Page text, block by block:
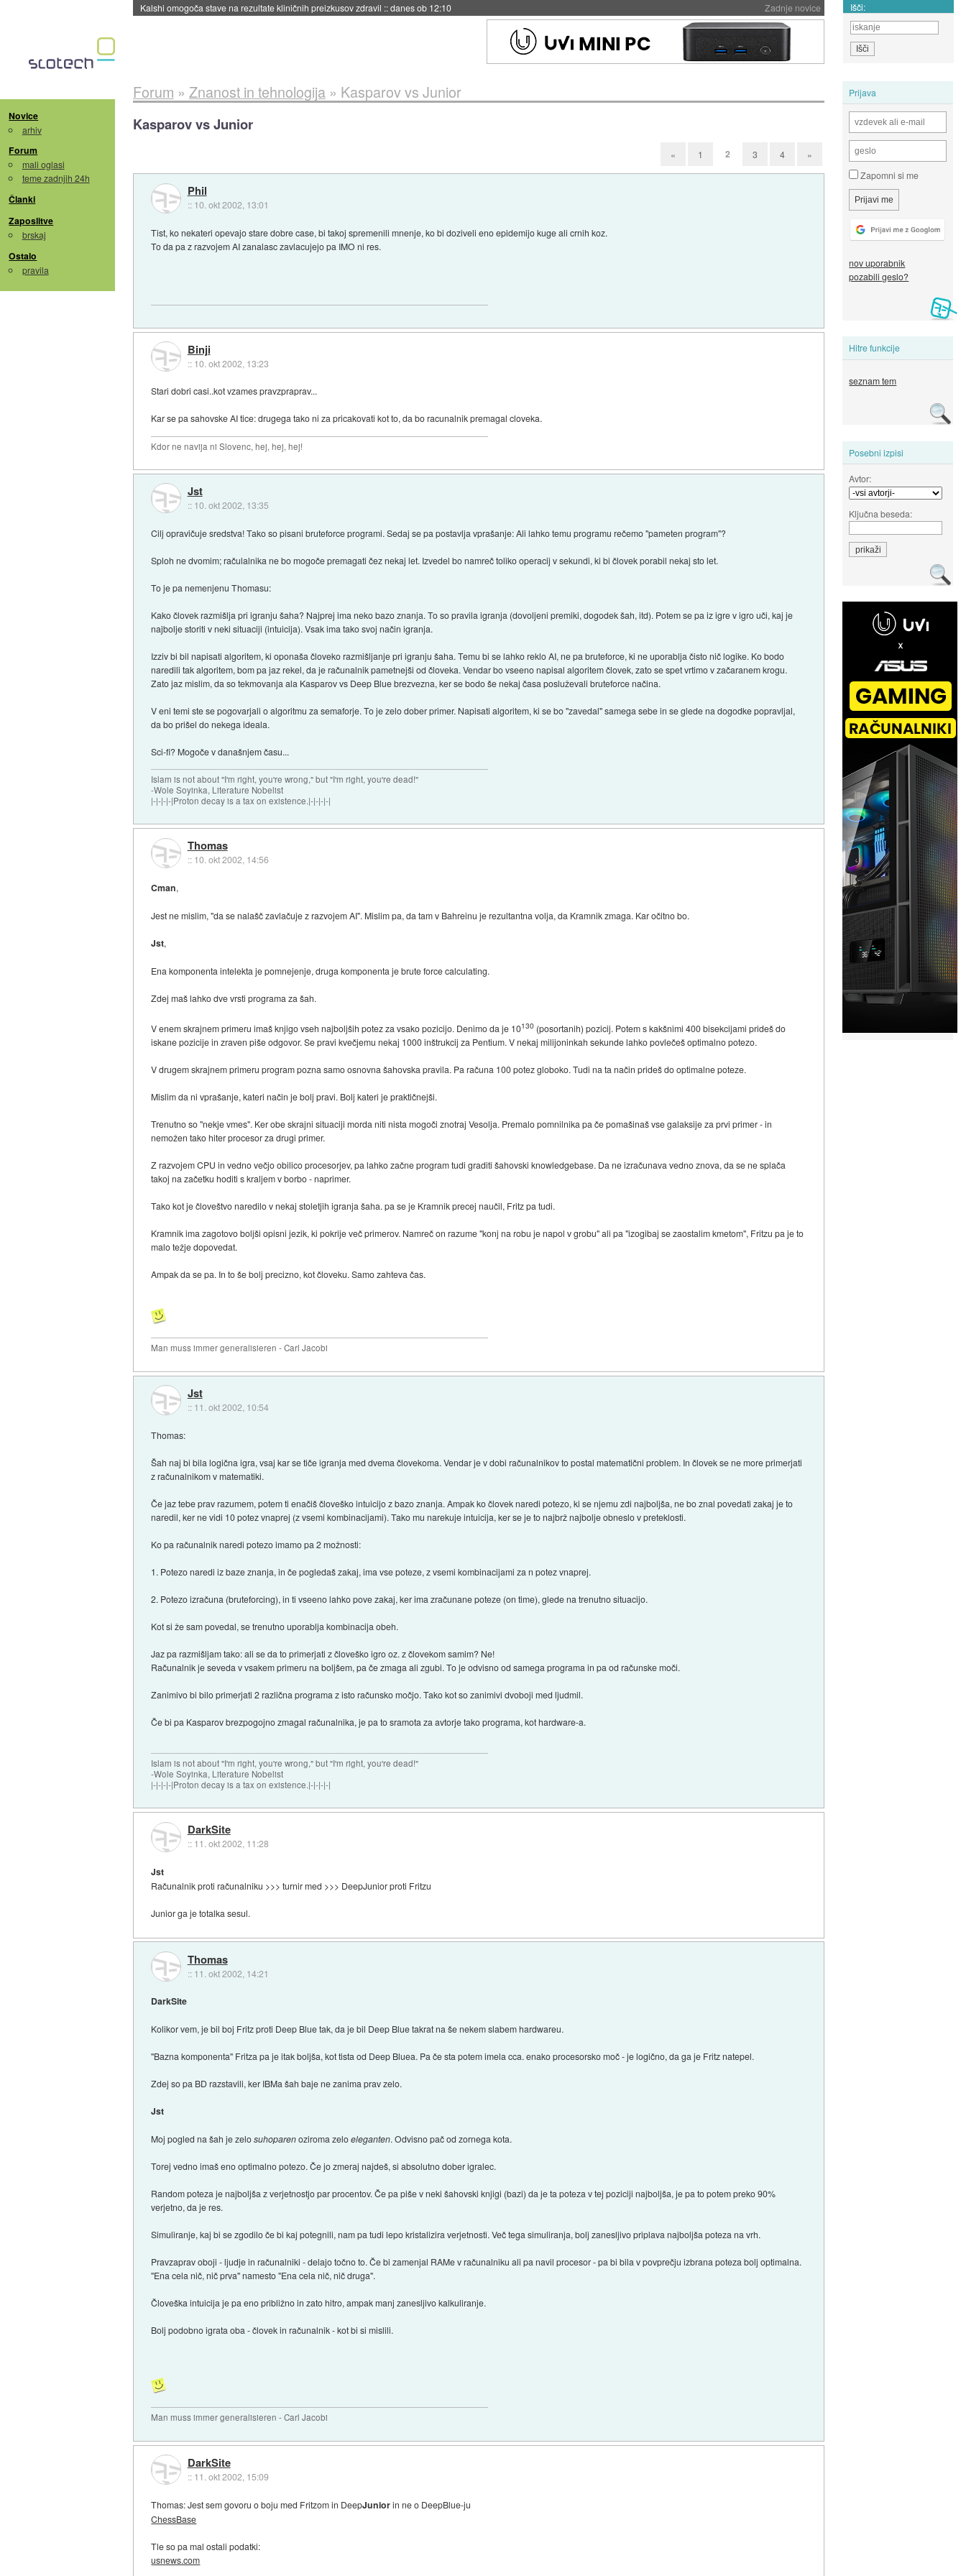
Zadnje novice
Sandisk že prodal več kot polovico SSD-jev za naslednji dve leti::danes ob 11:37 Išči:
Novice
arhiv
Forum
mali oglasi
teme zadnjih 24h
Članki
Zaposlitve
brskaj
Ostalo
pravila
Prijava
Zapomni si me
nov uporabnik
pozabili geslo?
Hitre funkcije
seznam tem
Posebni izpisi
Avtor:
Ključna beseda:
Forum » Znanost in tehnologija» Kasparov vs Junior
Kasparov vs Junior
« 1 2 3 4 »
Phil
:: 10. okt 2002, 13:01
Tist, ko nekateri opevajo stare dobre case, bi takoj spremenili mnenje, ko bi doziveli eno epidemijo kuge ali crnih koz.
To da pa z razvojem AI zanalasc zavlacujejo pa IMO ni res.
Binji
:: 10. okt 2002, 13:23
Stari dobri casi..kot vzames pravzpraprav...
Kar se pa sahovske AI tice: drugega tako ni za pricakovati kot to, da bo racunalnik premagal cloveka.
Kdor ne navija ni Slovenc, hej, hej, hej!
Jst
:: 10. okt 2002, 13:35
Cilj opravičuje sredstva! Tako so pisani bruteforce programi. Sedaj se pa postavlja vprašanje: Ali lahko temu programu rečemo "pameten program"?
Sploh ne dvomim; račulalnika ne bo mogoče premagati čez nekaj let. Izvedel bo namreč toliko operacij v sekundi, ki bi človek porabil nekaj sto let.
To je pa nemenjenu Thomasu:
Kako človek razmišlja pri igranju šaha? Najprej ima neko bazo znanja. To so pravila igranja (dovoljeni premiki, dogodek šah, itd). Potem se pa iz igre v igro uči, kaj je
najbolje storiti v neki situaciji (intuicija). Vsak ima tako svoj način igranja.
Izziv bi bil napisati algoritem, ki oponaša človeko razmišljanje pri igranju šaha. Temu bi se lahko reklo AI, ne pa bruteforce, ki ne uporablja čisto nič logike. Ko bodo
naredili tak algoritem, bom pa jaz rekel, da je računalnik pametnejši od človeka. Vendar bo vseeno napisal algoritem človek, zato se spet vrtimo v začaranem krogu.
Zato jaz mislim, da so tekmovanja ala Kasparov vs Deep Blue brezvezna, ker se bodo še nekaj časa posluževali bruteforce načina.
V eni temi ste se pogovarjali o algoritmu za semaforje. To je zelo dober primer. Napisati algoritem, ki se bo "zavedal" samega sebe in se glede na dogodke popravljal,
da bo prišel do nekega ideala.
Sci-fi? Mogoče v današnjem času...
Islam is not about "I'm right, you're wrong," but "I'm right, you're dead!"
-Wole Soyinka, Literature Nobelist
|-|-|-|-|Proton decay is a tax on existence.|-|-|-|-|
Thomas
:: 10. okt 2002, 14:56
Cman,
Jest ne mislim, "da se nalašč zavlačuje z razvojem AI". Mislim pa, da tam v Bahreinu je rezultantna volja, da Kramnik zmaga. Kar očitno bo.
Jst,
Ena komponenta intelekta je pomnejenje, druga komponenta je brute force calculating.
Zdej maš lahko dve vrsti programa za šah.
V enem skrajnem primeru imaš knjigo vseh najboljših potez za vsako pozicijo. Denimo da je 10130 (posortanih) pozicij. Potem s kakšnimi 400 bisekcijami prideš do
iskane pozicije in zraven piše odgovor. Se pravi kvečjemu nekaj 1000 inštrukcij za Pentium. V nekaj milijoninkah sekunde lahko povlečeš optimalno potezo.
V drugem skrajnem primeru program pozna samo osnovna šahovska pravila. Pa računa 100 potez globoko. Tudi na ta način prideš do optimalne poteze.
Mislim da ni vprašanje, kateri način je bolj pravi. Bolj kateri je praktičnejši.
Trenutno so "nekje vmes". Ker obe skrajni situaciji morda niti nista mogoči znotraj Vesolja. Premalo pomnilnika pa če pomašinaš vse galaksije za prvi primer - in
nemožen tako hiter procesor za drugi primer.
Z razvojem CPU in vedno večjo obilico procesorjev, pa lahko začne program tudi graditi šahovski knowledgebase. Da ne izračunava vedno znova, da se ne splača
takoj na začetku hoditi s kraljem v borbo - naprimer.
Tako kot je človeštvo naredilo v nekaj stoletjih igranja šaha. pa se je Kramnik precej naučil, Fritz pa tudi.
Kramnik ima zagotovo boljši opisni jezik, ki pokrije več primerov. Namreč on razume "konj na robu je napol v grobu" ali pa "izogibaj se zaostalim kmetom", Fritzu pa je to
malo težje dopovedat.
Ampak da se pa. In to še bolj precizno, kot človeku. Samo zahteva čas.
Man muss immer generalisieren - Carl Jacobi
Jst
:: 11. okt 2002, 10:54
Thomas:
Šah naj bi bila logična igra, vsaj kar se tiče igranja med dvema človekoma. Vendar je v dobi računalnikov to postal matematični problem. In človek se ne more primerjati
z računalnikom v matematiki.
Če jaz tebe prav razumem, potem ti enačiš človeško intuicijo z bazo znanja. Ampak ko človek naredi potezo, ki se njemu zdi najboljša, ne bo znal povedati zakaj je to
naredil, ker ne vidi 10 potez vnaprej (z vsemi kombinacijami). Tako mu narekuje intuicija, ker se je to najbrž najbolje obneslo v preteklosti.
Ko pa računalnik naredi potezo imamo pa 2 možnosti:
1. Potezo naredi iz baze znanja, in če pogledaš zakaj, ima vse poteze, z vsemi kombinacijami za n potez vnaprej.
2. Potezo izračuna (bruteforcing), in ti vseeno lahko pove zakaj, ker ima zračunane poteze (on time), glede na trenutno situacijo.
Kot si že sam povedal, se trenutno uporablja kombinacija obeh.
Jaz pa razmišljam tako: ali se da to primerjati z človeško igro oz. z človekom samim? Ne!
Računalnik je seveda v vsakem primeru na boljšem, pa če zmaga ali zgubi. To je odvisno od samega programa in pa od računske moči.
Zanimivo bi bilo primerjati 2 različna programa z isto računsko močjo. Tako kot so zanimivi dvoboji med ljudmil.
Če bi pa Kasparov brezpogojno zmagal računalnika, je pa to sramota za avtorje tako programa, kot hardware-a.
Islam is not about "I'm right, you're wrong," but "I'm right, you're dead!"
-Wole Soyinka, Literature Nobelist
|-|-|-|-|Proton decay is a tax on existence.|-|-|-|-|
DarkSite
:: 11. okt 2002, 11:28
Jst
Računalnik proti računalniku >>> turnir med >>> DeepJunior proti Fritzu
Junior ga je totalka sesul.
Thomas
:: 11. okt 2002, 14:21
DarkSite
Kolikor vem, je bil boj Fritz proti Deep Blue tak, da je bil Deep Blue takrat na še nekem slabem hardwareu.
"Bazna komponenta" Fritza pa je itak boljša, kot tista od Deep Bluea. Pa če sta potem imela cca. enako procesorsko moč - je logično, da ga je Fritz natepel.
Zdej so pa BD razstavili, ker IBMa šah baje ne zanima prav zelo.
Jst
Moj pogled na šah je zelosuhoparenoziroma zeloeleganten. Odvisno pač od zornega kota.
Torej vedno imaš eno optimalno potezo. Če jo zmeraj najdeš, si absolutno dober igralec.
Random poteza je najboljša z verjetnostjo par procentov. Če pa piše v neki šahovski knjigi (bazi) da je ta poteza v tej poziciji najboljša, je pa to potem preko 90%
verjetno, da je res.
Simuliranje, kaj bi se zgodilo če bi kaj potegnili, nam pa tudi lepo kristalizira verjetnosti. Več tega simuliranja, bolj zanesljivo priplava najboljša poteza na vrh.
Pravzaprav oboji - ljudje in računalniki - delajo točno to. Če bi zamenjal RAMe v računalniku ali pa navil procesor - pa bi bila v povprečju izbrana poteza bolj optimalna.
"Ena cela nič, nič prva" namesto "Ena cela nič, nič druga".
Človeška intuicija je pa eno približno in zato hitro, ampak manj zanesljivo kalkuliranje.
Bolj podobno igrata oba - človek in računalnik - kot bi si mislili.
Man muss immer generalisieren - Carl Jacobi
DarkSite
:: 11. okt 2002, 15:09
Thomas: Jest sem govoru o boju med Fritzom in DeepJuniorin ne o DeepBlue-ju
ChessBase
Tle so pa mal ostali podatki:
usnews.com